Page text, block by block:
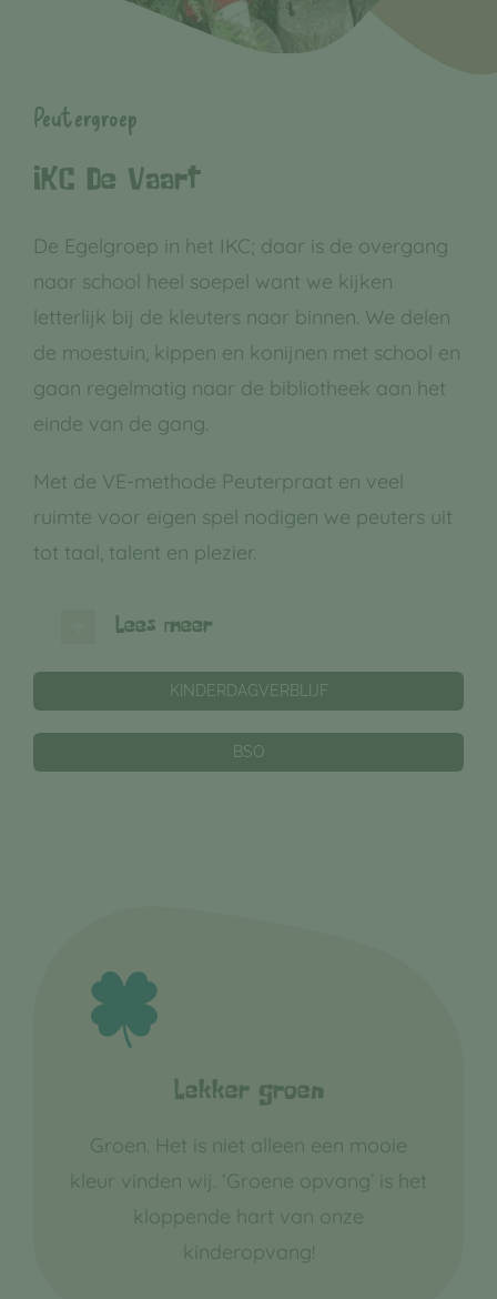
Peutergroep
IKC De Vaart
De Egelgroep in het IKC; daar is de overgang
naar school heel soepel want we kijken
letterlijk bij de kleuters naar binnen. We delen
de moestuin, kippen en konijnen met school en
gaan regelmatig naar de bibliotheek aan het
einde van de gang.
Met de VE-methode Peuterpraat en veel
ruimte voor eigen spel nodigen we peuters uit
tot taal, talent en plezier.
Lees meer
KINDERDAGVERBLIJF
BSO
Lekker groen
Groen. Het is niet alleen een mooie
kleur vinden wij. ‘Groene opvang’ is het
kloppende hart van onze
kinderopvang!